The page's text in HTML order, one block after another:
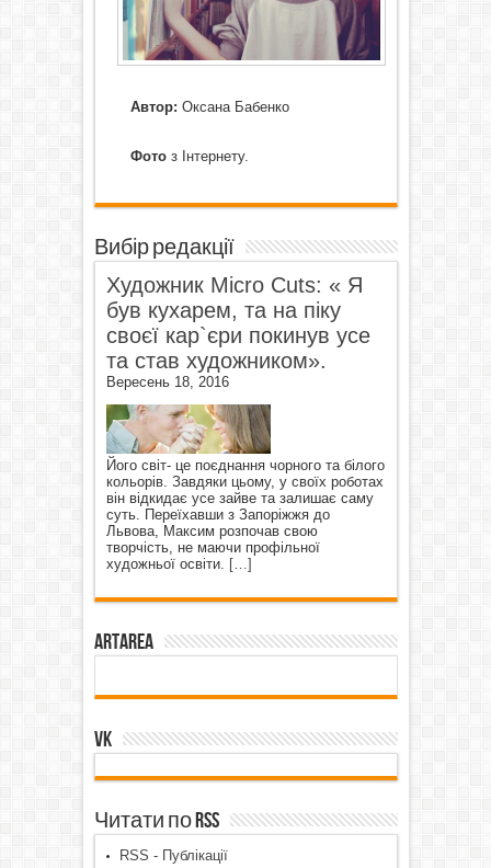
Автор: Оксана Бабенко
Фотоз Інтернету.
Вибір редакції
Художник Micro Cuts: « Я
був кухарем, та на піку
своєї кар`єри покинув усе
та став художником».
Вересень 18, 2016
Його світ- це поєднання чорного та білого
кольорів. Завдяки цьому, у своїх роботах
він відкидає усе зайве та залишає саму
суть. Переїхавши з Запоріжжя до
Львова, Максим розпочав свою
творчість, не маючи профільної
художньої освіти. […]
ArtArea
VK
Читати по RSS
RSS - Публікації